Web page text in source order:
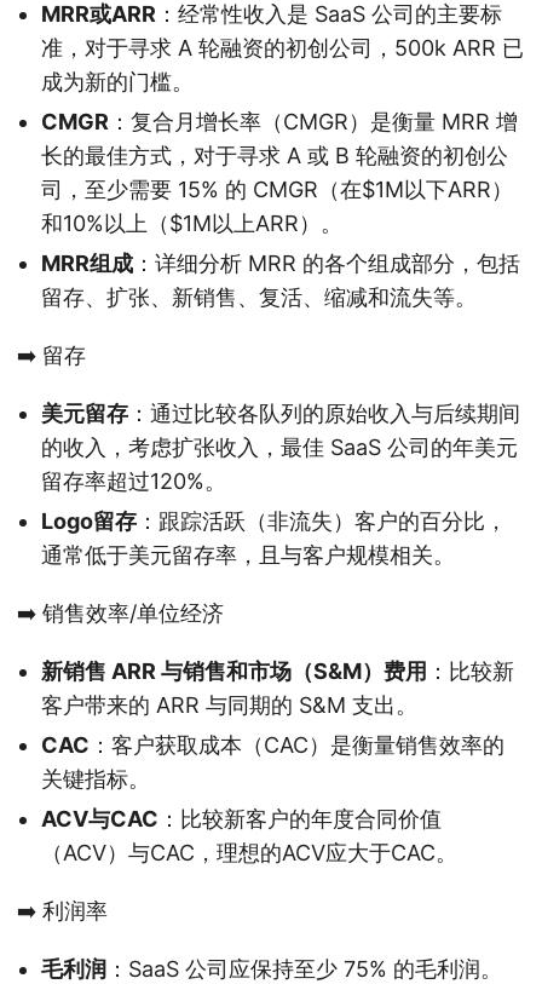
MRR或ARR ：经常性收入是 SaaS 公司的主要标
准，对于寻求 A 轮融资的初创公司，500k ARR 已
成为新的门槛。
CMGR ：复合月增长率（CMGR）是衡量 MRR 增
长的最佳方式，对于寻求 A 或 B 轮融资的初创公
司，至少需要 15% 的 CMGR（在$1M以下ARR）
和10%以上（$1M以上ARR）。
MRR组成 ：详细分析 MRR 的各个组成部分，包括
留存、扩张、新销售、复活、缩减和流失等。
➡️ 留存
美元留存 ：通过比较各队列的原始收入与后续期间
的收入，考虑扩张收入，最佳 SaaS 公司的年美元
留存率超过120%。
Logo留存 ：跟踪活跃（非流失）客户的百分比，
通常低于美元留存率，且与客户规模相关。
➡️ 销售效率/单位经济
新销售 ARR 与销售和市场（S&M）费用 ：比较新
客户带来的 ARR 与同期的 S&M 支出。
CAC ：客户获取成本（CAC）是衡量销售效率的
关键指标。
ACV与CAC ：比较新客户的年度合同价值
（ACV）与CAC，理想的ACV应大于CAC。
➡️ 利润率
毛利润 ：SaaS 公司应保持至少 75% 的毛利润。